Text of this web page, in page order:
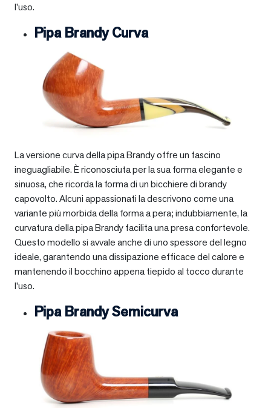
l’uso.
Pipa Brandy Curva
La versione curva della pipa Brandy offre un fascino
ineguagliabile. È riconosciuta per la sua forma elegante e
sinuosa, che ricorda la forma di un bicchiere di brandy
capovolto. Alcuni appassionati la descrivono come una
variante più morbida della forma a pera; indubbiamente, la
curvatura della pipa Brandy facilita una presa confortevole.
Questo modello si avvale anche di uno spessore del legno
ideale, garantendo una dissipazione efficace del calore e
mantenendo il bocchino appena tiepido al tocco durante
l’uso.
Pipa Brandy Semicurva